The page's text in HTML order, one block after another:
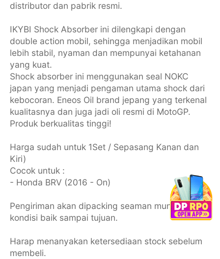
distributor dan pabrik resmi.
IKYBI Shock Absorber ini dilengkapi dengan
double action mobil, sehingga menjadikan mobil
lebih stabil, nyaman dan mempunyai ketahanan
yang kuat.
Shock absorber ini menggunakan seal NOKC
japan yang menjadi pengaman utama shock dari
kebocoran. Eneos Oil brand jepang yang terkenal
kualitasnya dan juga jadi oli resmi di MotoGP.
Produk berkualitas tinggi!
Harga sudah untuk 1Set / Sepasang Kanan dan
Kiri)
Cocok untuk :
- Honda BRV (2016 - On)
Pengiriman akan dipacking seaman mungkin agar
kondisi baik sampai tujuan.
Harap menanyakan ketersediaan stock sebelum
membeli.